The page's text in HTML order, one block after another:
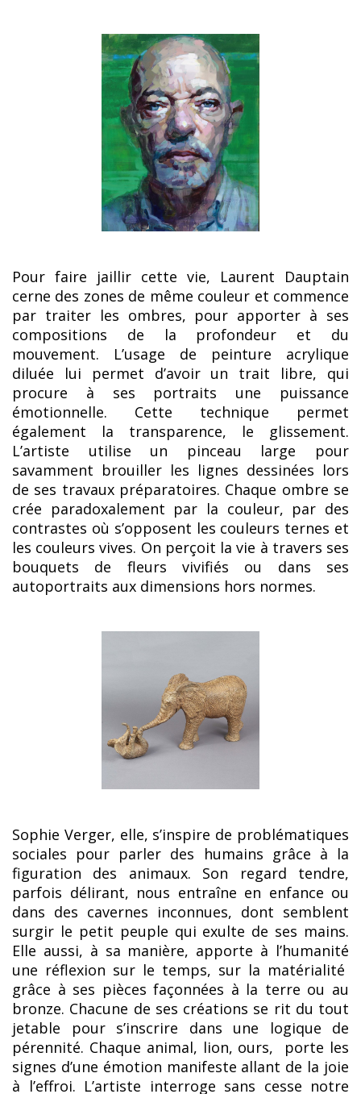
Pour faire jaillir cette vie, Laurent Dauptain
cerne des zones de même couleur et commence
par traiter les ombres, pour apporter à ses
compositions de la profondeur et du
mouvement. L’usage de peinture acrylique
diluée lui permet d’avoir un trait libre, qui
procure à ses portraits une puissance
émotionnelle. Cette technique permet
également la transparence, le glissement.
L’artiste utilise un pinceau large pour
savamment brouiller les lignes dessinées lors
de ses travaux préparatoires. Chaque ombre se
crée paradoxalement par la couleur, par des
contrastes où s’opposent les couleurs ternes et
les couleurs vives. On perçoit la vie à travers ses
bouquets de fleurs vivifiés ou dans ses
autoportraits aux dimensions hors normes.
Sophie Verger, elle, s’inspire de problématiques
sociales pour parler des humains grâce à la
figuration des animaux. Son regard tendre,
parfois délirant, nous entraîne en enfance ou
dans des cavernes inconnues, dont semblent
surgir le petit peuple qui exulte de ses mains.
Elle aussi, à sa manière, apporte à l’humanité
une réflexion sur le temps, sur la matérialité
grâce à ses pièces façonnées à la terre ou au
bronze. Chacune de ses créations se rit du tout
jetable pour s’inscrire dans une logique de
pérennité. Chaque animal, lion, ours, porte les
signes d’une émotion manifeste allant de la joie
à l’effroi. L’artiste interroge sans cesse notre